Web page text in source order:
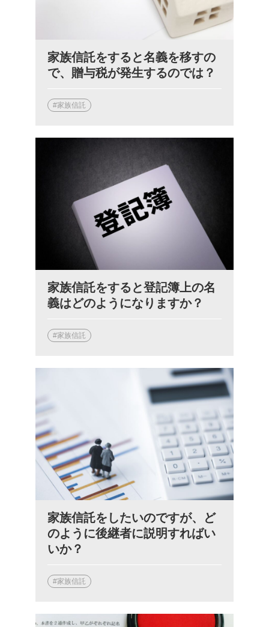
家族信託をすると名義を移すの
で、贈与税が発生するのでは？
#家族信託
家族信託をすると登記簿上の名
義はどのようになりますか？
#家族信託
家族信託をしたいのですが、ど
のように後継者に説明すればい
いか？
#家族信託